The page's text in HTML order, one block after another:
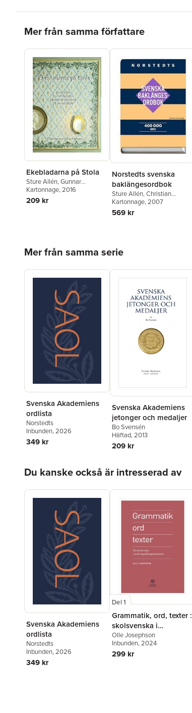
Mer från samma författare
Ekebladarna på Stola
Sture Allén,Gunnar
Wetterberg,Tore Frängsmyr
Charlotta Wolff
Kartonnage, 2016
209 kr
Norstedts svenska
baklängesordbok
Sture Allén,Christian
Sjögreen
Kartonnage, 2007
569 kr
Mer från samma serie
Svenska Akademiens
ordlista
Norstedts
Inbunden, 2026
349 kr
Svenska Akademiens
jetonger och medaljer
Bo Svensén
Häftad, 2013
209 kr
Du kanske också är intresserad av
Svenska Akademiens
ordlista
Norstedts
Inbunden, 2026
349 kr
Del 1
Grammatik, ord, texter :
skolsvenska i
andraspråksperspektiv
Olle Josephson
Inbunden, 2024
299 kr